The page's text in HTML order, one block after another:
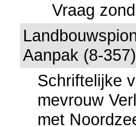
Vraag
Aanpak (8-357)
Schriftelijke
mevrouw
met